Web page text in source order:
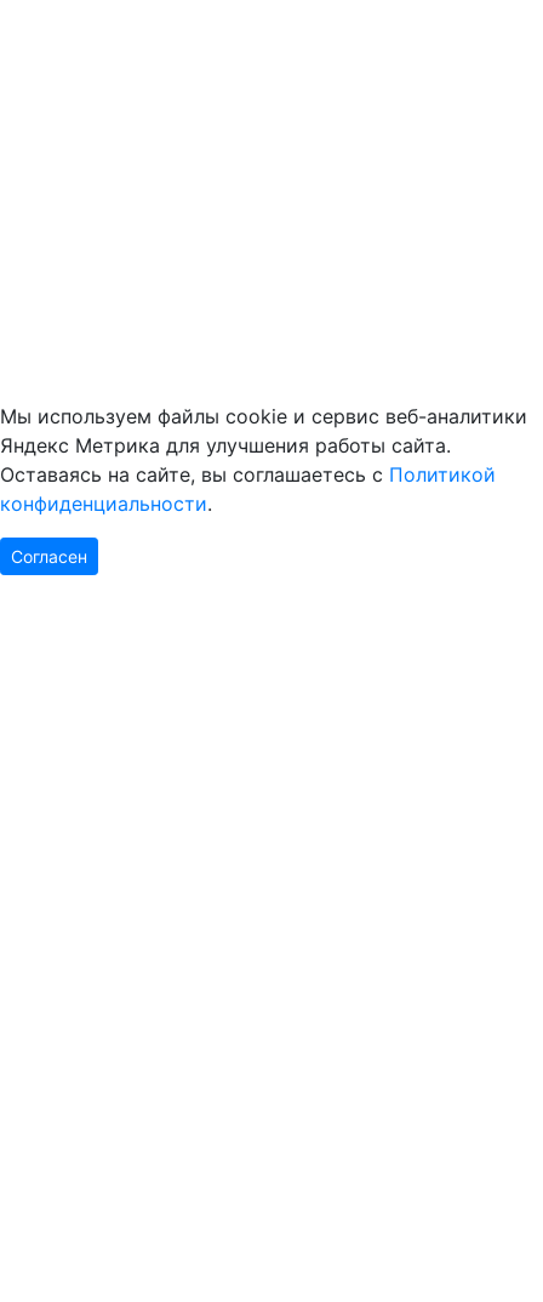
Мы используем файлы cookie и сервис веб-аналитики
Яндекс Метрика для улучшения работы сайта.
Оставаясь на сайте, вы соглашаетесь с Политикой
конфиденциальности.
Согласен